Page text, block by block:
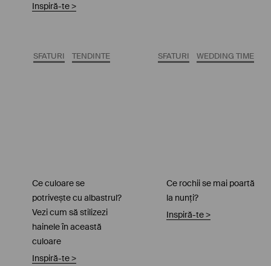
Inspiră-te>
SFATURI TENDINTE
Ce culoare se
potrivește cu albastrul?
Vezi cum să stilizezi
hainele în această
culoare
Inspiră-te>
SFATURI WEDDING TIME
Ce rochii se mai poartă
la nunți?
Inspiră-te>